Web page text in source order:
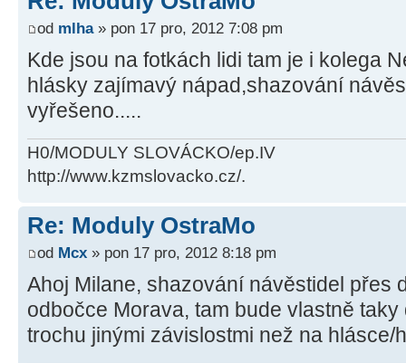
od mlha» pon 17 pro, 2012 7:08 pm
Kde jsou na fotkách lidi tam je i kolega
hlásky zajímavý nápad,shazování
vyřešeno.....
H0/MODULY SLOVÁCKO/ep.IV
http://www.kzmslovacko.cz/.
Re: Moduly OstraMo
od Mcx » pon 17 pro, 2012 8:18 pm
Ahoj Milane, shazování návěstidel přes
odbočce Morava, tam bude vlastně
trochu jinými závislostmi než na hlásce/